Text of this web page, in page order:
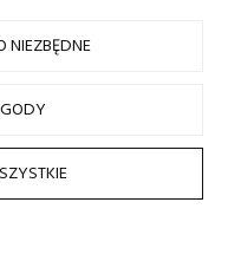
NIEZBĘDNE